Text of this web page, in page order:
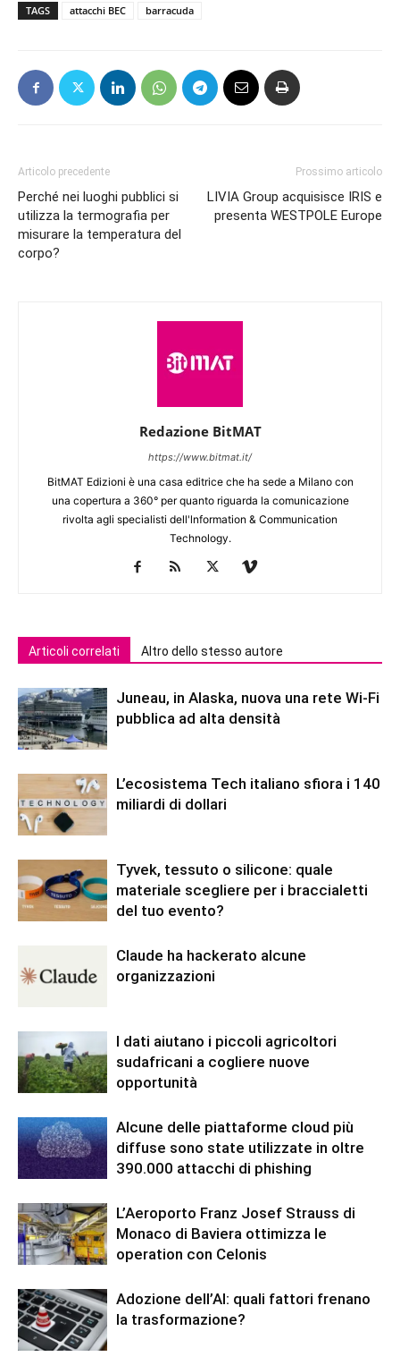
TAGS attacchi BEC barracuda
Articolo precedente
Perché nei luoghi pubblici si
utilizza la termografia per
misurare la temperatura del
corpo?
Prossimo articolo
LIVIA Group acquisisce IRIS e
presenta WESTPOLE Europe
Redazione BitMAT
https://www.bitmat.it/
BitMAT Edizioni è una casa editrice che ha sede a Milano con
una copertura a 360° per quanto riguarda la comunicazione
rivolta agli specialisti dell'lnformation & Communication
Technology.
Articoli correlati Altro dello stesso autore
Juneau, in Alaska, nuova una rete Wi-Fi
pubblica ad alta densità
L’ecosistema Tech italiano sfiora i 140
miliardi di dollari
Tyvek, tessuto o silicone: quale
materiale scegliere per i braccialetti
del tuo evento?
Claude ha hackerato alcune
organizzazioni
I dati aiutano i piccoli agricoltori
sudafricani a cogliere nuove
opportunità
Alcune delle piattaforme cloud più
diffuse sono state utilizzate in oltre
390.000 attacchi di phishing
L’Aeroporto Franz Josef Strauss di
Monaco di Baviera ottimizza le
operation con Celonis
Adozione dell’AI: quali fattori frenano
la trasformazione?